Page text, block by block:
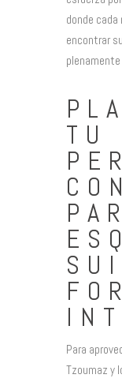
donde cada
encontrar
plenamente
TU
Para
Tzoumaz y